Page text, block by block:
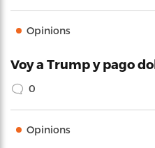
Opinions
Voy a Trump y pago
0
Opinions